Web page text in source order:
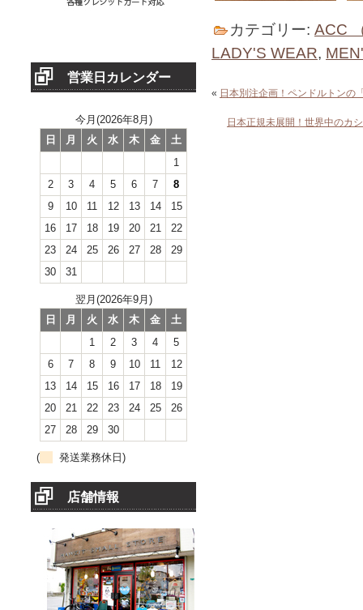
営業日カレンダー
今月(2026年8月)
日
月 火 水 木 金
土
1
2
3 4 5 6 7
8
9
10 11 12 13 14
15
16
17 18 19 20 21
22
23
24 25 26 27 28
29
30
31
翌月(2026年9月)
日
月 火 水 木 金
土
1
2 3 4
5
6
7 8 9 10 11
12
13
14 15 16 17 18
19
20
21 22 23 24 25
26
27
28 29 30
( 発送業務休日)
店舗情報
カテゴリー: ACC
LADY'S WEAR,
« 日本別注企画！ペンドルトンの
日本正規未展開！世界中のカ